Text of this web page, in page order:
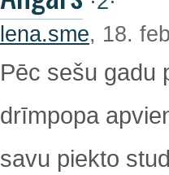
lena.sme, 18.
Pēc sešu gadu
drīmpopa
savu piekto